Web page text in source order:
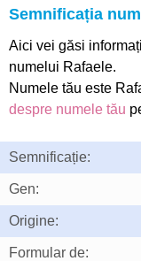
Semnificația
Aici vei găsi
numelui Rafaele.
Numele tău este
despre numele tău
Semnificație:
Gen:
Origine:
Formular de: